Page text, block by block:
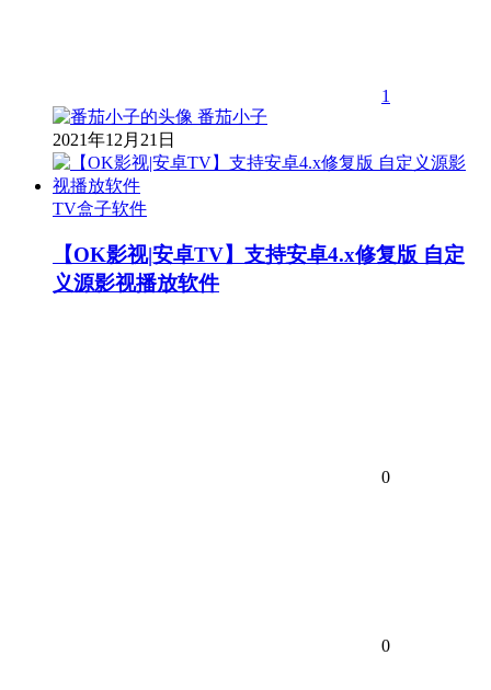
1
番茄小子
2021年12月21日
TV盒子软件
【OK影视|安卓TV】支持安卓4.x修复版 自定
义源影视播放软件
0
0